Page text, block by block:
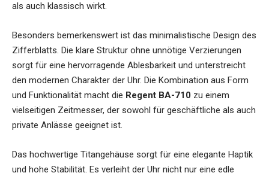
als auch klassisch wirkt.
Besonders bemerkenswert ist das minimalistische Design des
Zifferblatts. Die klare Struktur ohne unnötige Verzierungen
sorgt für eine hervorragende Ablesbarkeit und unterstreicht
den modernen Charakter der Uhr. Die Kombination aus Form
und Funktionalität macht die Regent BA-710 zu einem
vielseitigen Zeitmesser, der sowohl für geschäftliche als auch
private Anlässe geeignet ist.
Das hochwertige Titangehäuse sorgt für eine elegante Haptik
und hohe Stabilität. Es verleiht der Uhr nicht nur eine edle